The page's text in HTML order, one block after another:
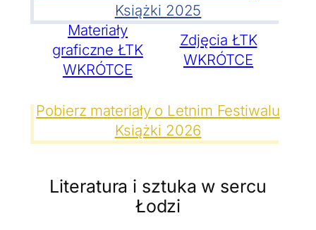
Książki 2025
Materiały
graficzne ŁTK
WKRÓTCE
Zdjęcia ŁTK
WKRÓTCE
Pobierz materiały o Letnim Festiwalu
Książki 2026
Literatura i sztuka w sercu
Łodzi